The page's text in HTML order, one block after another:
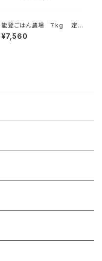
能登ごはん農場 ７kg 定期
配送コース
¥7,560